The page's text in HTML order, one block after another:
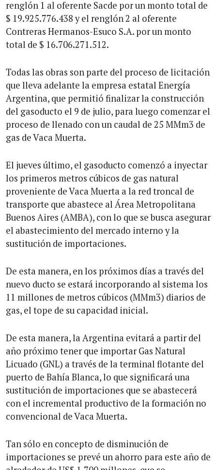
renglón 1 al oferente Sacde por un monto total de
$ 19.925.776.438 y el renglón 2 al oferente
Contreras Hermanos-Esuco S.A. por un monto
total de $ 16.706.271.512.
Todas las obras son parte del proceso de licitación
que lleva adelante la empresa estatal Energía
Argentina, que permitió finalizar la construcción
del gasoducto el 9 de julio, para luego comenzar el
proceso de llenado con un caudal de 25 MMm3 de
gas de Vaca Muerta.
El jueves último, el gasoducto comenzó a inyectar
los primeros metros cúbicos de gas natural
proveniente de Vaca Muerta a la red troncal de
transporte que abastece al Área Metropolitana
Buenos Aires (AMBA), con lo que se busca asegurar
el abastecimiento del mercado interno y la
sustitución de importaciones.
De esta manera, en los próximos días a través del
nuevo ducto se estará incorporando al sistema los
11 millones de metros cúbicos (MMm3) diarios de
gas, el tope de su capacidad inicial.
De esta manera, la Argentina evitará a partir del
año próximo tener que importar Gas Natural
Licuado (GNL) a través de la terminal flotante del
puerto de Bahía Blanca, lo que significará una
sustitución de importaciones que se abastecerá
con el incremental productivo de la formación no
convencional de Vaca Muerta.
Tan sólo en concepto de disminución de
importaciones se prevé un ahorro para este año de